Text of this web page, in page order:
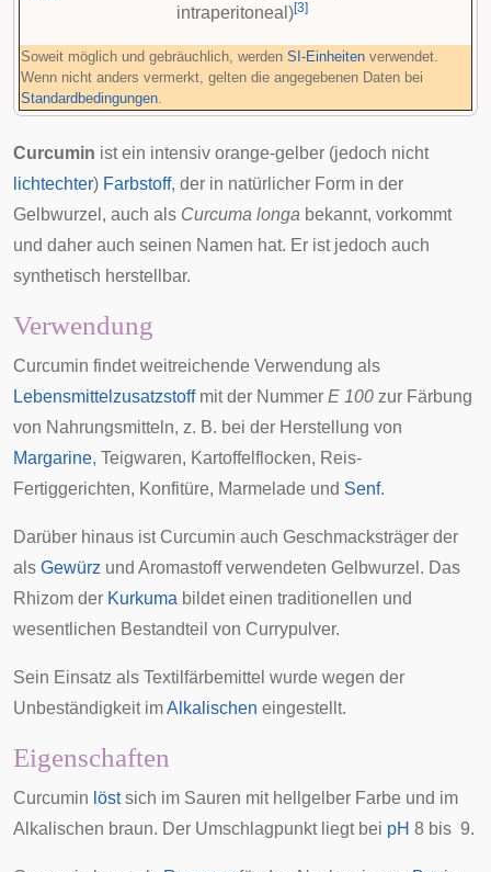
intraperitoneal)[3]
Soweit möglich und gebräuchlich, werden SI-Einheiten verwendet.
Wenn nicht anders vermerkt, gelten die angegebenen Daten bei
Standardbedingungen.
Curcumin ist ein intensiv orange-gelber (jedoch nicht
lichtechter) Farbstoff, der in natürlicher Form in der
Gelbwurzel , auch als Curcuma longa bekannt, vorkommt
und daher auch seinen Namen hat. Er ist jedoch auch
synthetisch herstellbar.
Verwendung
Curcumin findet weitreichende Verwendung als
Lebensmittelzusatzstoffmit der Nummer E 100 zur Färbung
von Nahrungsmitteln, z. B. bei der Herstellung von
Margarine, Teigwaren, Kartoffelflocken, Reis-
Fertiggerichten, Konfitüre, Marmelade und Senf.
Darüber hinaus ist Curcumin auch Geschmacksträger der
als Gewürz und Aromastoffverwendeten Gelbwurzel. Das
Rhizom der Kurkuma bildet einen traditionellen und
wesentlichen Bestandteil von Currypulver.
Sein Einsatz als Textilfärbemittel wurde wegen der
Unbeständigkeit imAlkalischen eingestellt.
Eigenschaften
Curcumin löstsich im Sauren mit hellgelber Farbe und im
Alkalischen braun. Der Umschlagpunkt liegt bei pH 8 bis 9.